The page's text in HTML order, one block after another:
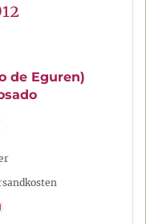
de Eguren)